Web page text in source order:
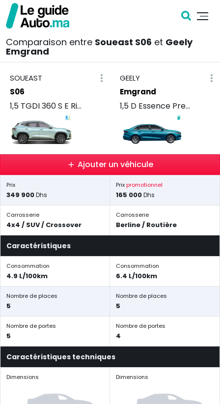
Comparaison entre Soueast S06 et Geely
Emgrand
SOUEAST
S06
1,5 TGDI 360 S E Rise
GEELY
Emgrand
1,5 D Essence Premium 132
Ajouter un véhicule
Prix
349 900Dhs
Prix promotionnel
165 000Dhs
Carrosserie
4x4 / SUV / Crossover
Carrosserie
Berline / Routière
Caractéristiques
Consommation
4.9 L/100km
Consommation
6.4 L/100km
Nombre de places
5
Nombre de places
5
Nombre de portes
5
Nombre de portes
4
Caractéristiques techniques
Dimensions Dimensions